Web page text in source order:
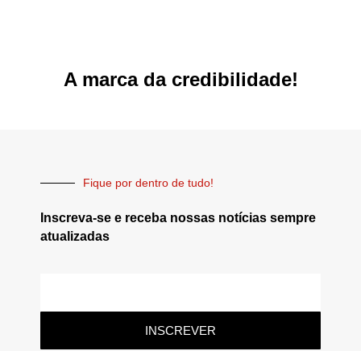
A marca da credibilidade!
Fique por dentro de tudo!
Inscreva-se e receba nossas notícias sempre
atualizadas
INSCREVER